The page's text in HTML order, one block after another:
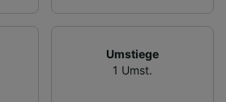
Umstiege
1 Umst.